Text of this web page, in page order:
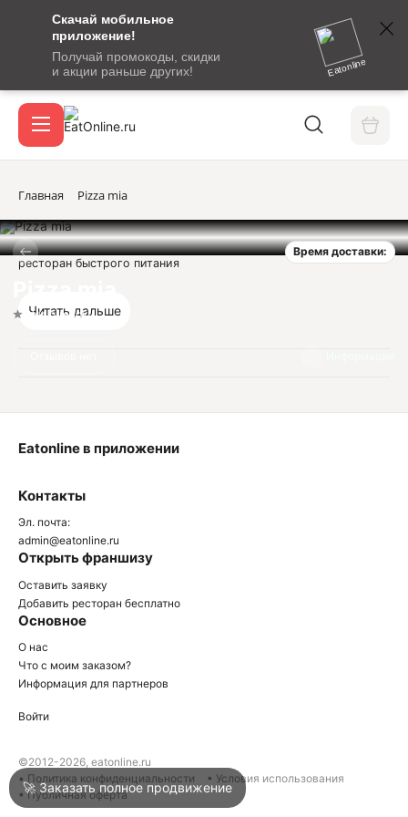
Скачай мобильное
приложение!
Получай промокоды, скидки
и акции раньше других!
Eatonline
сообщение
кодом
подтверждения
Вход / регистрация
Акции
Войти
Написать в техподдержку
Главная Pizza mia
Время доставки:
Нет оценок
ресторан быстрого питания
Читать дальше
Контакты
Эл. почта:
admin@eatonline.ru
Открыть франшизу
Оставить заявку
Добавить ресторан бесплатно
Основное
О нас
Что с моим заказом?
Информация для партнеров
Eatonline в приложении
Войти
©2012-2026, eatonline.ru
• Политика конфиденциальности
• Условия использования
• Публичная оферта
🚀 Заказать полное продвижение